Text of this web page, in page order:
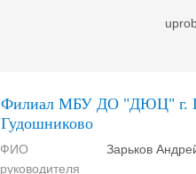
Филиал МБУ ДО "ДЮЦ" г.
Гудошниково
ФИО
руководителя
Зарьков